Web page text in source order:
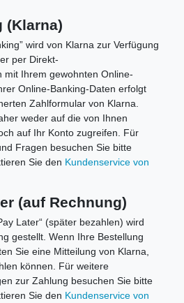
(Klarna)
wird von Klarna zur Verfügung
per Direkt-
mit Ihrem gewohnten Online-
Online-Banking-Daten erfolgt
Zahlformular von Klarna.
weder auf die von Ihnen
auf Ihr Konto zugreifen. Für
Fragen besuchen Sie bitte
Sie den Kundenservice von
(auf Rechnung)
Later“ (später bezahlen) wird
gestellt. Wenn Ihre Bestellung
Sie eine Mitteilung von Klarna,
können. Für weitere
zur Zahlung besuchen Sie bitte
Sie den Kundenservice von